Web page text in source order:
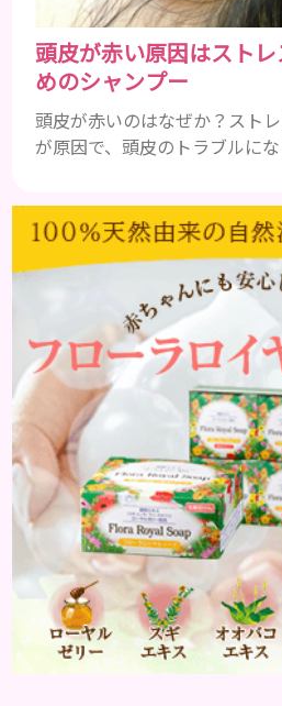
頭皮が赤い原因はスト
めのシャンプー
頭皮が赤いのはなぜか？スト
が原因で、頭皮のトラブルに
トレス ストレスを多く感じる
働きます。そのため、皮脂の
きやすくなります。さらに、
き届きません。ストレス解消は
です。 アトピー性皮膚炎 頭皮
ー皮膚炎の可能...